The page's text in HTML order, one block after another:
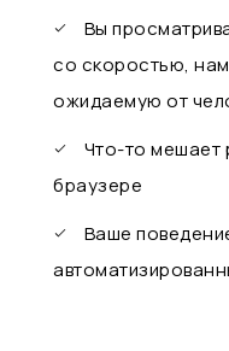
Вы
со скоростью,
ожидаемую от
Что-то мешает
браузере
Ваше